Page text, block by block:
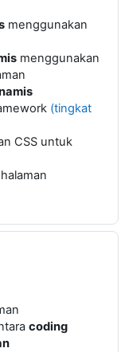
menggunakan
menggunakan
(tingkat
CSS untuk
coding